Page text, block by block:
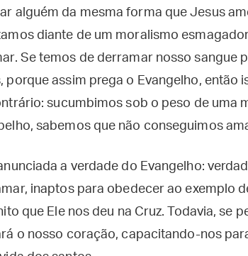
alguém da mesma forma que Jesus
diante de um moralismo
Se temos de derramar nosso sangue
porque assim prega o Evangelho, então
sucumbimos sob o peso de uma
sabemos que não conseguimos
a verdade do Evangelho:
inaptos para obedecer ao exemplo
que Ele nos deu na Cruz. Todavia, se
o nosso coração, capacitando-nos